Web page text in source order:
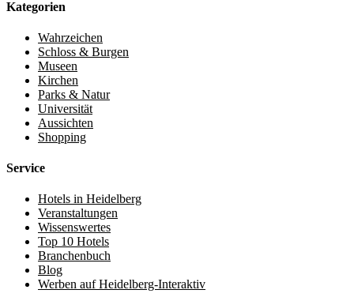
Kategorien
Wahrzeichen
Schloss & Burgen
Museen
Kirchen
Parks & Natur
Universität
Aussichten
Shopping
Service
Hotels in Heidelberg
Veranstaltungen
Wissenswertes
Top 10 Hotels
Branchenbuch
Blog
Werben auf Heidelberg-Interaktiv